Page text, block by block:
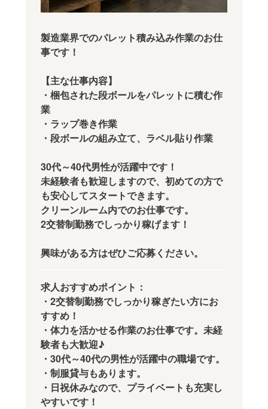
製造業界でのパレット積み込み作業のお仕
事です！
【主な仕事内容】
・梱包された段ボールをパレットに積む作
業
・ラップ巻き作業
・段ボールの組み立て、ラベル貼り作業
30代～40代男性が活躍中です！
未経験者も歓迎しますので、初めての方で
も安心してスタートできます。
クリーンルーム内でのお仕事です。
2交替制勤務でしっかり稼げます！
興味がある方はぜひご応募ください。
求人おすすめポイント：
・2交替制勤務でしっかり稼ぎたい方にお
すすめ！
・体力を活かせる作業のお仕事です。未経
験者も大歓迎♪
・30代～40代の男性が活躍中の職場です。
・制服貸与もあります。
・日祝休みなので、プライベートも充実し
やすいです！